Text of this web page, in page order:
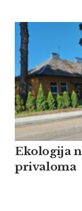
Ekologija
privaloma